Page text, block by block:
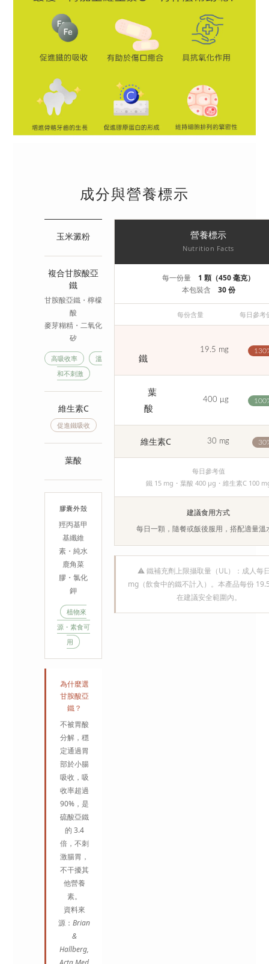
成分與營養標示
玉米澱粉
複合甘胺酸亞
鐵
甘胺酸亞鐵・檸檬
酸
麥芽糊精・二氧化
矽
高吸收率
溫
和不刺激
維生素C
促進鐵吸收
葉酸
膠囊外殼
羥丙基甲
基纖維
素・純水
鹿角菜
膠・氯化
鉀
植物來
源・素食可
用
為什麼選
甘胺酸亞
鐵？
不被胃酸
分解，穩
定通過胃
部於小腸
吸收，吸
收率超過
90%，是
硫酸亞鐵
的 3.4
倍，不刺
激腸胃，
不干擾其
他營養
素。
資料來
源： Brian
&
Hallberg,
營養標示
Nutrition Facts
每一份量 1 顆（450 毫克）
本包裝含 30 份
每份含量 每日參考
鐵
19.5 mg
葉
酸
400 μg
維生素C 30 mg
每日參考值
鐵 15 mg・葉酸 400 μg・維生素C 100
建議食用方式
每日一顆，隨餐或飯後服用，搭配適量溫
⚠ 鐵補充劑上限攝取量（UL）：成人每
mg（飲食中的鐵不計入）。本產品每份
在建議安全範圍內。